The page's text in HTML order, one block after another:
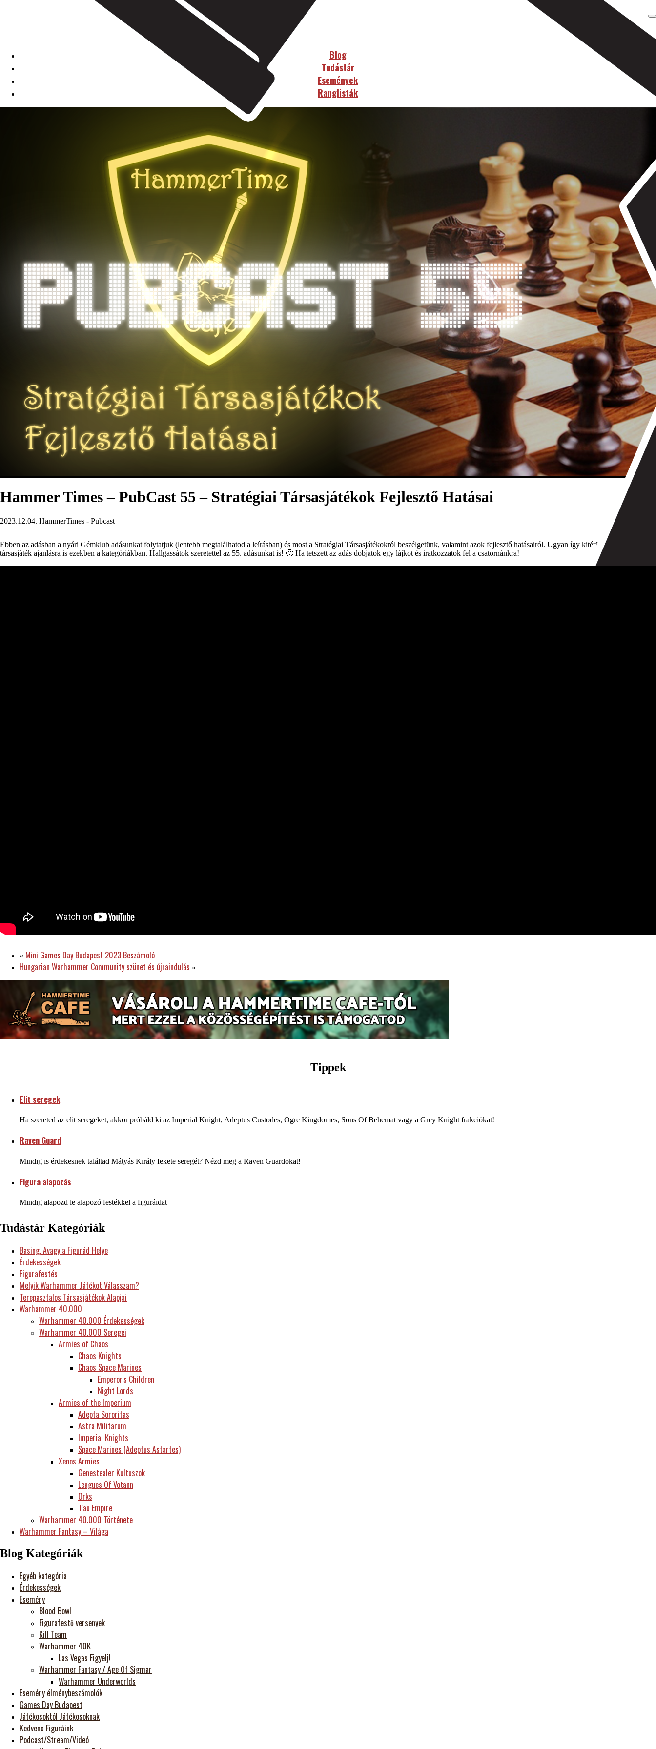
Blog
Tudástár
Események
Ranglisták
Hammer Times – PubCast 55 – Stratégiai Társasjátékok Fejlesztő Hatásai
2023.12.04. HammerTimes - Pubcast
Ebben az adásban a nyári Gémklub adásunkat folytatjuk (lentebb megtalálhatod a leírásban) és most a Stratégiai Társasjátékokról beszélgetünk, valamint azok fejlesztő hatásairól. Ugyan így kitérünk egy kis
társasjáték ajánlásra is ezekben a kategóriákban. Hallgassátok szeretettel az 55. adásunkat is! 🙂 Ha tetszett az adás dobjatok egy lájkot és iratkozzatok fel a csatornánkra!
« Mini Games Day Budapest 2023 Beszámoló
Hungarian Warhammer Community szünet és újraindulás »
Tippek
Elit seregek
Ha szereted az elit seregeket, akkor próbáld ki az Imperial Knight, Adeptus Custodes, Ogre Kingdomes, Sons Of Behemat vagy a Grey Knight frakciókat!
Raven Guard
Mindig is érdekesnek találtad Mátyás Király fekete seregét? Nézd meg a Raven Guardokat!
Figura alapozás
Mindig alapozd le alapozó festékkel a figuráidat
Tudástár Kategóriák
Basing, Avagy a Figurád Helye
Érdekességek
Figurafestés
Melyik Warhammer Játékot Válasszam?
Terepasztalos Társasjátékok Alapjai
Warhammer 40.000
Warhammer 40.000 Érdekességek
Warhammer 40.000 Seregei
Armies of Chaos
Chaos Knights
Chaos Space Marines
Emperor's Children
Night Lords
Armies of the Imperium
Adepta Sororitas
Astra Militarum
Imperial Knights
Space Marines (Adeptus Astartes)
Xenos Armies
Genestealer Kultuszok
Leagues Of Votann
Orks
T'au Empire
Warhammer 40.000 Története
Warhammer Fantasy – Világa
Blog Kategóriák
Egyéb kategória
Érdekességek
Esemény
Blood Bowl
Figurafestő versenyek
Kill Team
Warhammer 40K
Las Vegas Figyelj!
Warhammer Fantasy / Age Of Sigmar
Warhammer Underworlds
Esemény élménybeszámolók
Games Day Budapest
Játékosoktól Játékosoknak
Kedvenc Figuráink
Podcast/Stream/Videó